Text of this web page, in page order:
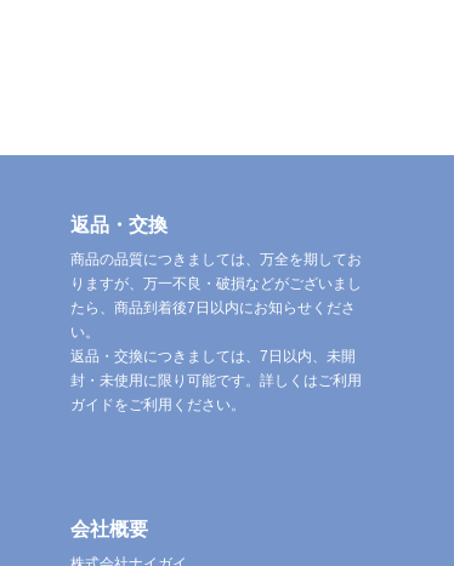
返品・交換
商品の品質につきましては、万全を期してお
りますが、万一不良・破損などがございまし
たら、商品到着後7日以内にお知らせくださ
い。
返品・交換につきましては、7日以内、未開
封・未使用に限り可能です。詳しくはご利用
ガイドをご利用ください。
会社概要